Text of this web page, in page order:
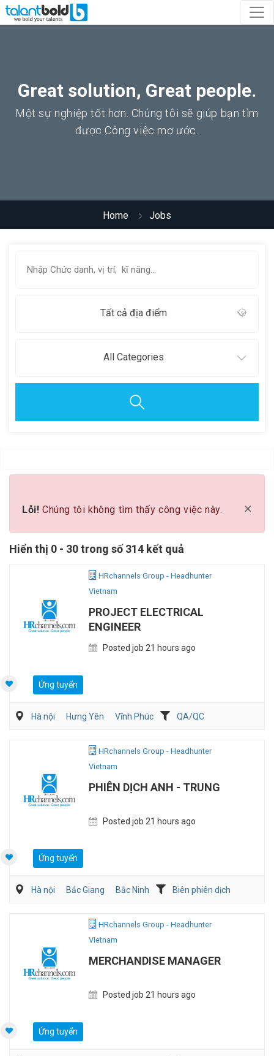
Great solution, Great people.
Một sự nghiệp tốt hơn. Chúng tôi sẽ giúp bạn tìm
được Công việc mơ ước.
Home Jobs
Tất cả địa điểm
All Categories
×
Lỗi! Chúng tôi không tìm thấy công việc này.
Hiển thị 0 - 30 trong số 314 kết quả
HRchannels Group - Headhunter
Vietnam
PROJECT ELECTRICAL
ENGINEER
Posted job 21 hours ago
Ứng tuyển
Hà nội Hưng Yên Vĩnh Phúc
QA/QC
HRchannels Group - Headhunter
Vietnam
PHIÊN DỊCH ANH - TRUNG
Posted job 21 hours ago
Ứng tuyển
Hà nội Bắc Giang Bắc Ninh
Biên phiên dịch
HRchannels Group - Headhunter
Vietnam
MERCHANDISE MANAGER
Posted job 21 hours ago
Ứng tuyển